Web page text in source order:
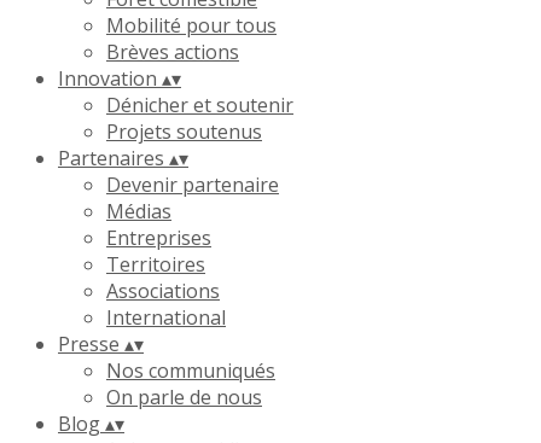
Mobilité pour tous
Brèves actions
Innovation ▴▾
Dénicher et soutenir
Projets soutenus
Partenaires ▴▾
Devenir partenaire
Médias
Entreprises
Territoires
Associations
International
Presse ▴▾
Nos communiqués
On parle de nous
Blog▴▾